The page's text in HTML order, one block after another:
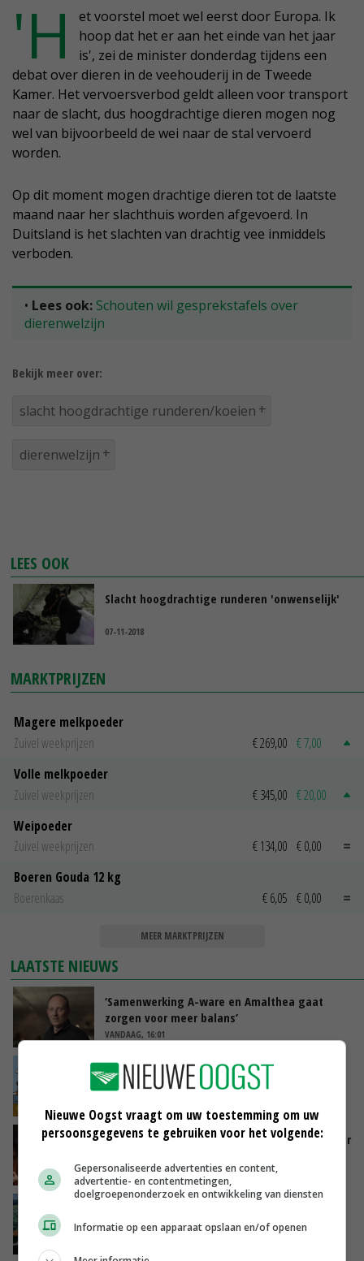
'H
et voorstel moet wel eerst door Europa. Ik
hoop dat het er aan het einde van het jaar
is', zei de minister donderdag tijdens een
debat over dieren in de veehouderij in de Tweede
Kamer. Het vervoersverbod geldt alleen voor transport
naar de slacht, dus hoogdrachtige dieren mogen nog
wel van bijvoorbeeld de wei naar de stal vervoerd
worden.
Op dit moment mogen drachtige dieren tot de laatste
maand naar her slachthuis worden afgevoerd. In
Duitsland is het slachten van drachtig vee inmiddels
verboden.
• Lees ook: Schouten wil gesprekstafels over
dierenwelzijn
Bekijk meer over:
slacht hoogdrachtige runderen/koeien
dierenwelzijn
LEES OOK
Slacht hoogdrachtige runderen 'onwenselijk'
07-11-2018
MARKTPRIJZEN
Magere melkpoeder
Zuivel weekprijzen
€ 269,00 € 7,00
Volle melkpoeder
Zuivel weekprijzen
€ 345,00 € 20,00
Weipoeder
Zuivel weekprijzen
€ 134,00 € 0,00
Boeren Gouda 12 kg
Boerenkaas
€ 6,05 € 0,00
MEER MARKTPRIJZEN
LAATSTE NIEUWS
‘Samenwerking A-ware en Amalthea gaat
zorgen voor meer balans’
VANDAAG, 16:01
Internationale vraag naar geitenzuivel blijft
groot: Nederland in Europese top
Vlaamse varkensstapel krimpt, pluimveesector
VANDAAG, 15:20
je gelukkig van wordt’
Nieuwe Oogst vraagt om uw toestemming om uw
persoonsgegevens te gebruiken voor het volgende:
Gepersonaliseerde advertenties en content,
advertentie- en contentmetingen,
doelgroepenonderzoek en ontwikkeling van diensten
Informatie op een apparaat opslaan en/of openen